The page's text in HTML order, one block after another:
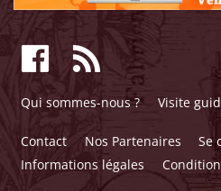
Qui sommes-nous ? Visite
Contact Nos Partenaires Se
Informations légales